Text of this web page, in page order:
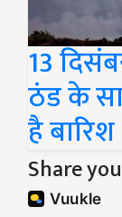
13
ठंड के
है बारिश
Share